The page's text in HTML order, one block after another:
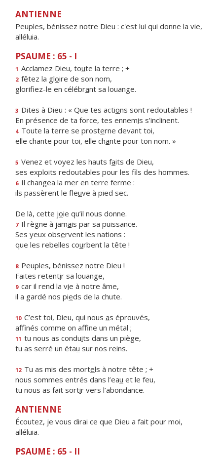
ANTIENNE
Peuples, bénissez notre Dieu : c'est lui qui donne la vie,
alléluia.
PSAUME : 65 - I
1 Acclamez Dieu, toute la terre ; +
2 fêtez la gloire de son nom,
glorifiez-le en célébrant sa louange.
3 Dites à Dieu : « Que tes actions sont redoutables !
En présence de ta force, tes ennemis s’inclinent.
4 Toute la terre se prosterne devant toi,
elle chante pour toi, elle chante pour ton nom. »
5 Venez et voyez les hauts faits de Dieu,
ses exploits redoutables pour les fls des hommes.
6 Il changea la mer en terre ferme :
ils passèrent le fleuve à pied sec.
De là, cette joie qu’il nous donne.
7 Il règne à jamais par sa puissance.
Ses yeux observent les nations :
que les rebelles courbent la tête !
8 Peuples, bénissez notre Dieu !
Faites retentir sa louange,
9 car il rend la vie à notre âme,
il a gardé nos pieds de la chute.
10 C’est toi, Dieu, qui nous as éprouvés,
affinés comme on affne un métal ;
11 tu nous as conduits dans un piège,
tu as serré un étau sur nos reins.
12 Tu as mis des mortels à notre tête ; +
nous sommes entrés dans l’eau et le feu,
tu nous as fait sortir vers l’abondance.
ANTIENNE
Écoutez, je vous dirai ce que Dieu a fait pour moi,
alléluia.
PSAUME : 65 - II